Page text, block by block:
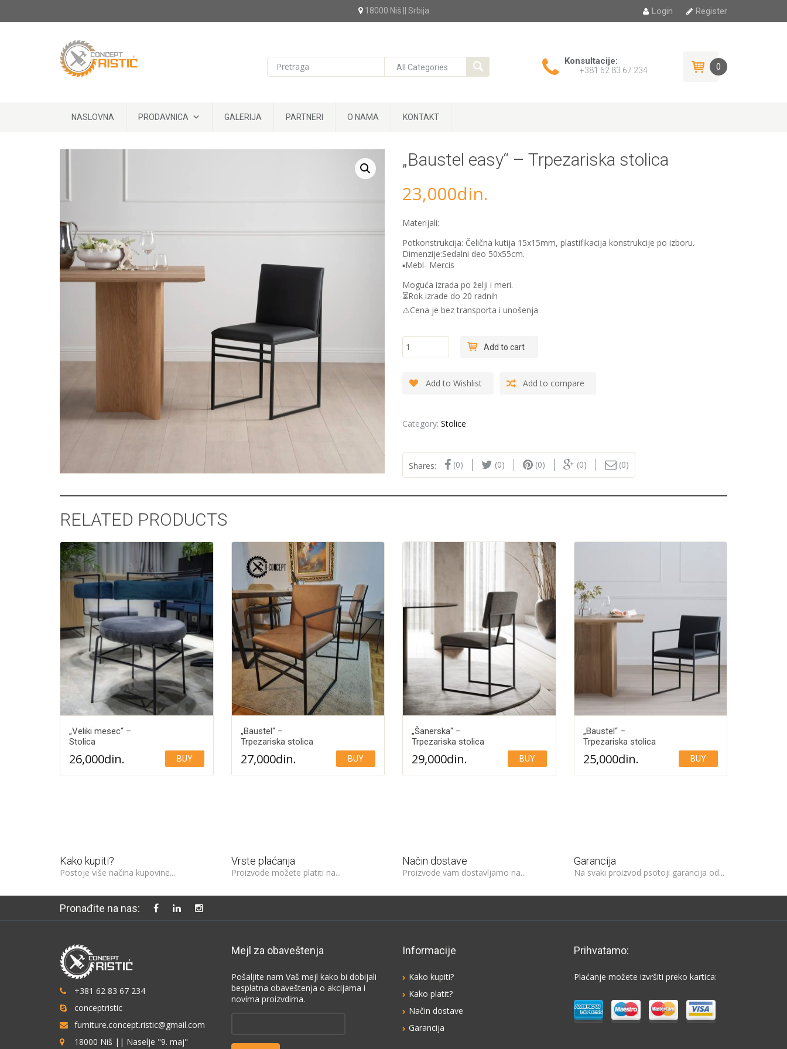
18000 Niš || Srbija Login Register
Konsultacije:
+381 62 83 67 234 0
NASLOVNA
PRODAVNICA GALERIJA PARTNERI O NAMA KONTAKT
„Baustel easy“ – Trpezariska stolica
23,000din.
Materijali:
Potkonstrukcija: Čelična kutija 15x15mm, plastifikacija konstrukcije po izboru.
Dimenzije:Sedalni deo 50x55cm.
▪️Mebl- Mercis
Moguća izrada po želji i meri.
⏳Rok izrade do 20 radnih
⚠️Cena je bez transporta i unošenja
"Baustel
easy" -
quantity
Add to cart
Add to Wishlist Add to compare
Category: Stolice
Shares: (0) (0) (0) (0) (0)
RELATED PRODUCTS
„Veliki mesec“ –
Stolica
26,000din. BUY
„Baustel“ –
Trpezariska stolica
27,000din. BUY
„Šanerska“ –
Trpezariska stolica
29,000din. BUY
„Baustel“ –
Trpezariska stolica
25,000din. BUY
Kako kupiti?
Postoje više načina kupovine...
Vrste plaćanja
Proizvode možete platiti na...
Način dostave
Proizvode vam dostavljamo na...
Garancija
Na svaki proizvod psotoji garancija od...
Pronađite na nas:
+381 62 83 67 234
conceptristic
furniture.concept.ristic@gmail.com
18000 Niš || Naselje "9. maj"
Mejl za obaveštenja
Pošaljite nam Vaš mejl kako bi dobijali
besplatna obaveštenja o akcijama i
novima proizvdima.
Informacije
Kako kupiti?
Kako platit?
Način dostave
Garancija
Prihvatamo:
Plaćanje možete izvršiti preko kartica: